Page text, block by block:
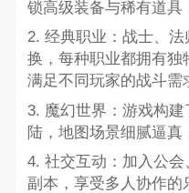
锁高级装备与稀有道具
2. 经典职业：战士、
换，每种职业都拥有独
满足不同玩家的战斗需
3. 魔幻世界：游戏构
陆，地图场景细腻逼真
4. 社交互动：加入公
副本，享受多人协作的